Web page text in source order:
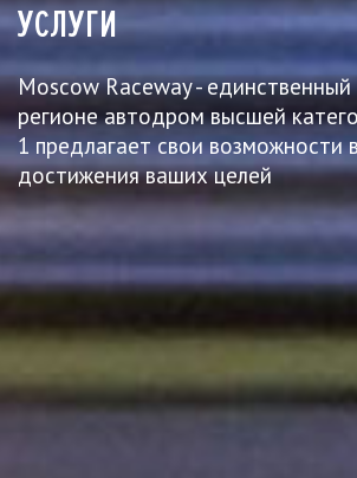
УСЛУГИ
Moscow Raceway -
регионе автодром высшей
1 предлагает свои возможности
достижения ваших целей